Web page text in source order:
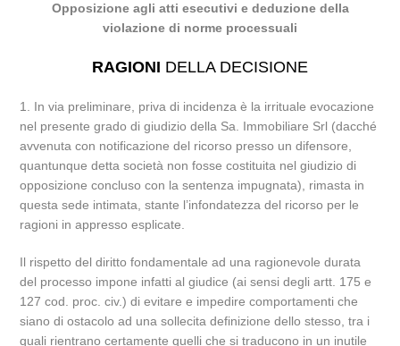
Opposizione agli atti esecutivi e deduzione della
violazione di norme processuali
RAGIONI DELLA DECISIONE
1. In via preliminare, priva di incidenza è la irrituale evocazione
nel presente grado di giudizio della Sa. Immobiliare Srl (dacché
avvenuta con notificazione del ricorso presso un difensore,
quantunque detta società non fosse costituita nel giudizio di
opposizione concluso con la sentenza impugnata), rimasta in
questa sede intimata, stante l’infondatezza del ricorso per le
ragioni in appresso esplicate.
Il rispetto del diritto fondamentale ad una ragionevole durata
del processo impone infatti al giudice (ai sensi degli artt. 175 e
127 cod. proc. civ.) di evitare e impedire comportamenti che
siano di ostacolo ad una sollecita definizione dello stesso, tra i
quali rientrano certamente quelli che si traducono in un inutile